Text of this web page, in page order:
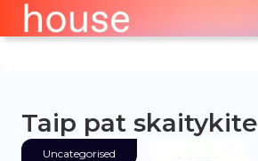
Taip pat skaitykite
Uncategorised